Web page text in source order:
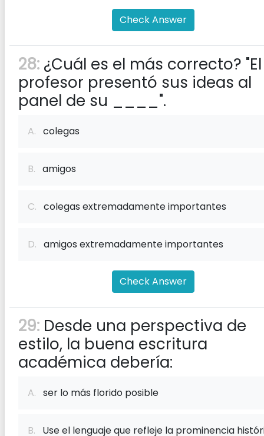
Check Answer
28: ¿Cuál es el más correcto? "El
profesor presentó sus ideas al
panel de su ____".
A. colegas
B. amigos
C. colegas extremadamente importantes
D. amigos extremadamente importantes
Check Answer
29: Desde una perspectiva de
estilo, la buena escritura
académica debería:
A. ser lo más florido posible
B. Use el lenguaje que refleje la prominencia